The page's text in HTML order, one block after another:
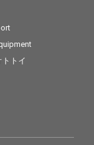
トイ